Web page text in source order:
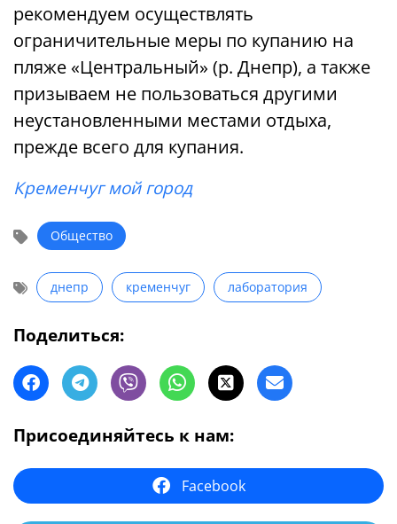
рекомендуем осуществлять
ограничительные меры по купанию на
пляже «Центральный» (р. Днепр), а также
призываем не пользоваться другими
неустановленными местами отдыха,
прежде всего для купания.
Кременчуг мой город
Общество
днепр кременчуг лаборатория
Поделиться:
Присоединяйтесь к нам:
Facebook